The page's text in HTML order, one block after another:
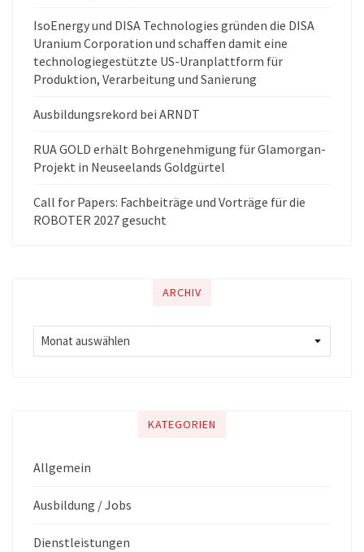
IsoEnergy und DISA Technologies gründen die DISA
Uranium Corporation und schaffen damit eine
technologiegestützte US-Uranplattform für
Produktion, Verarbeitung und Sanierung
Ausbildungsrekord bei ARNDT
RUA GOLD erhält Bohrgenehmigung für Glamorgan-
Projekt in Neuseelands Goldgürtel
Call for Papers: Fachbeiträge und Vorträge für die
ROBOTER 2027 gesucht
ARCHIV
KATEGORIEN
Allgemein
Ausbildung / Jobs
Dienstleistungen